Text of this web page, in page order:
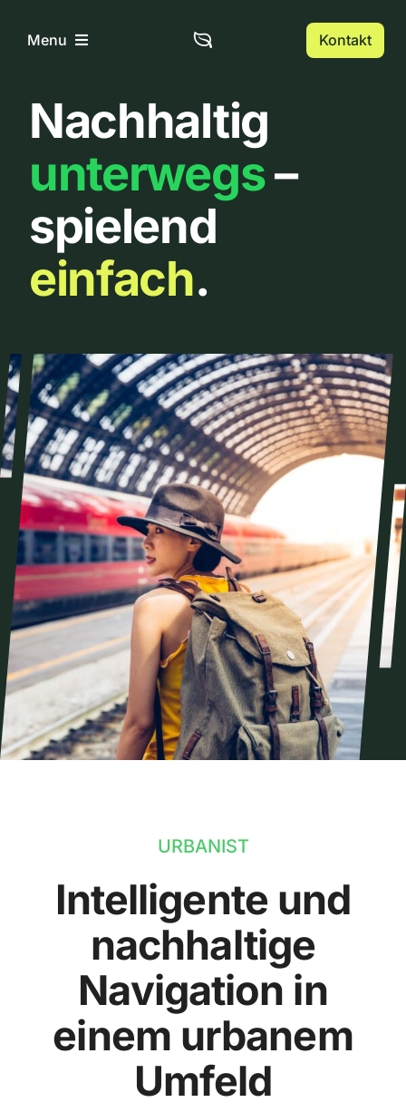
InhaltMenu
Home
Über uns
Urbanlist
Kontakt
Nachhaltig
unterwegs–
spielend
einfach.
URBANIST
Intelligente und
nachhaltige
Navigation in
einem urbanem
Umfeld